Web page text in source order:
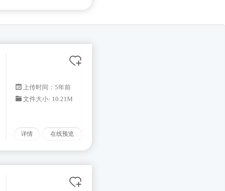
上传时间：5年前
文件大小: 10.21M
详情 在线预览